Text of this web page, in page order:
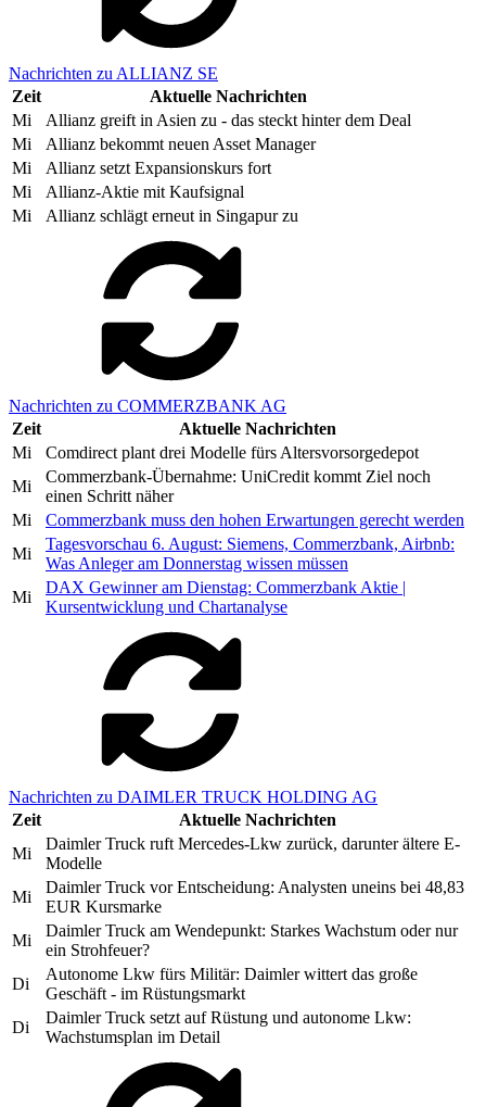
Nachrichten zu ALLIANZ SE
Zeit
Aktuelle Nachrichten
Mi
Allianz greift in Asien zu - das steckt hinter dem Deal
Mi
Allianz bekommt neuen Asset Manager
Mi
Allianz setzt Expansionskurs fort
Mi
Allianz-Aktie mit Kaufsignal
Mi
Allianz schlägt erneut in Singapur zu
Nachrichten zu COMMERZBANK AG
Zeit
Aktuelle Nachrichten
Mi
Comdirect plant drei Modelle fürs Altersvorsorgedepot
Mi
Commerzbank-Übernahme: UniCredit kommt Ziel noch
einen Schritt näher
Mi
Commerzbank muss den hohen Erwartungen gerecht werden
Mi
Tagesvorschau 6. August: Siemens, Commerzbank, Airbnb:
Was Anleger am Donnerstag wissen müssen
Mi
DAX Gewinner am Dienstag: Commerzbank Aktie |
Kursentwicklung und Chartanalyse
Nachrichten zu DAIMLER TRUCK HOLDING AG
Zeit
Aktuelle Nachrichten
Mi
Daimler Truck ruft Mercedes-Lkw zurück, darunter ältere E-
Modelle
Mi
Daimler Truck vor Entscheidung: Analysten uneins bei 48,83
EUR Kursmarke
Mi
Daimler Truck am Wendepunkt: Starkes Wachstum oder nur
ein Strohfeuer?
Di
Autonome Lkw fürs Militär: Daimler wittert das große
Geschäft - im Rüstungsmarkt
Di
Daimler Truck setzt auf Rüstung und autonome Lkw:
Wachstumsplan im Detail